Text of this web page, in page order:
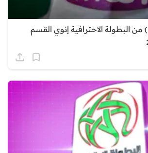
برنامج الجولة (10) من البطولة الاحترافية إنوي القسم